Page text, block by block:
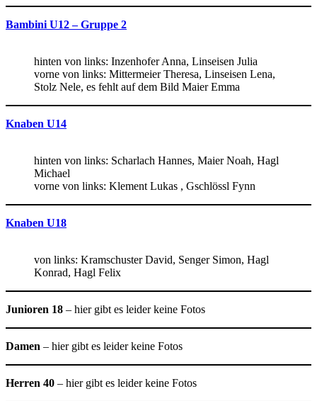
Bambini U12 – Gruppe 2
hinten von links: Inzenhofer Anna, Linseisen Julia
vorne von links: Mittermeier Theresa, Linseisen Lena,
Stolz Nele, es fehlt auf dem Bild Maier Emma
Knaben U14
hinten von links: Scharlach Hannes, Maier Noah, Hagl
Michael
vorne von links: Klement Lukas , Gschlössl Fynn
Knaben U18
von links: Kramschuster David, Senger Simon, Hagl
Konrad, Hagl Felix
Junioren 18 – hier gibt es leider keine Fotos
Damen – hier gibt es leider keine Fotos
Herren 40 – hier gibt es leider keine Fotos